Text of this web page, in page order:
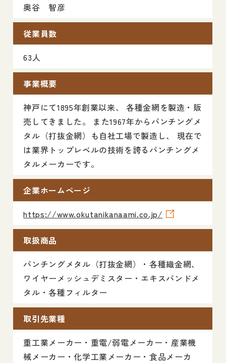
奥谷 智彦
従業員数
63人
事業概要
神戸にて1895年創業以来、 各種金網を製造・販
売してきました。 また1967年からパンチングメ
タル（打抜金網）も自社工場で製造し、 現在で
は業界トップレベルの技術を誇るパンチングメ
タルメーカーです。
企業ホームページ
https://www.okutanikanaami.co.jp/
取扱商品
パンチングメタル（打抜金網）・各種織金網、
ワイヤーメッシュデミスター・エキスパンドメ
タル・各種フィルター
取引先業種
重工業メーカー・重電/弱電メーカー・産業機
械メーカー・化学工業メーカー・食品メーカ